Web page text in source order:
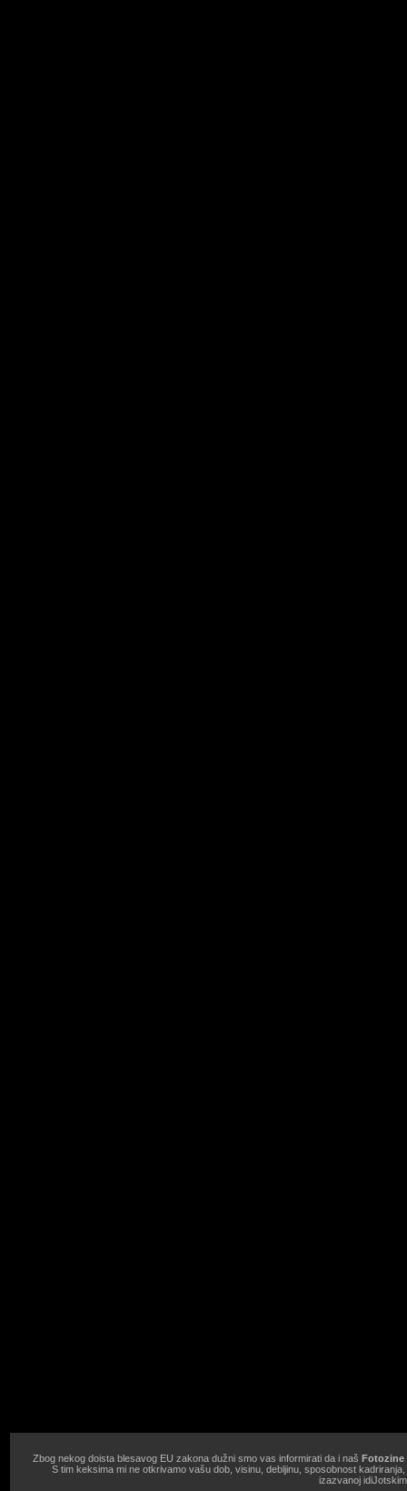
Zbog nekog doista blesavog EU zakona dužni smo vas informirati da i naš Fotozine
S tim keksima mi ne otkrivamo vašu dob, visinu, debljinu, sposobnost
izazvanoj